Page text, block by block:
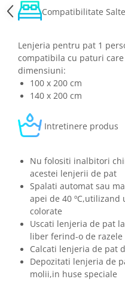
Compatibilitate
Lenjeria pentru pat 1
compatibila cu paturi
dimensiuni:
100 x 200 cm
140 x 200 cm
Intretinere produs
Nu folositi inalbitori
acestei lenjerii de pat
Spalati automat sau
apei de 40
colorate
Uscati lenjeria de pat
liber ferind-o de
Calcati lenjeria de pat
Depozitati lenjeria de
molii,in huse speciale